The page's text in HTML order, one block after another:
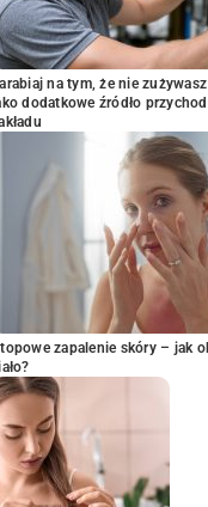
na tym, że nie
dodatkowe źródło
zapalenie skóry – jak